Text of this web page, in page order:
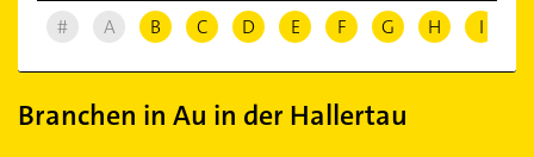
# A B C D E F G H I
Branchen in Au in der Hallertau